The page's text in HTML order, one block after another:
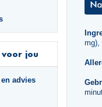
voor jou
advies
mg),